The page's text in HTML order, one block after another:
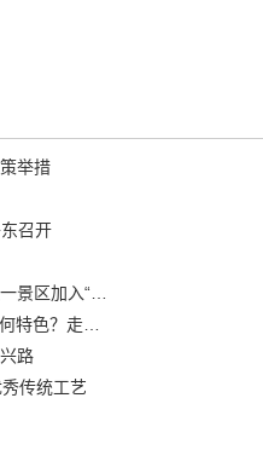
举措
召开
路
传统工艺